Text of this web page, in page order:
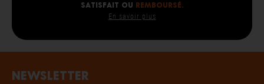
SATISFAIT OU REMBOURSÉ.
En savoir plus
Newsletter